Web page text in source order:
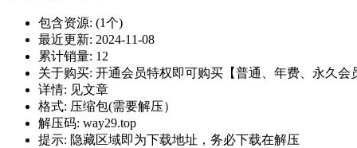
包含资源: (1个)
最近更新: 2024-11-08
累计销量: 12
关于购买: 开通会员特权即可购买【普通、年费、永久会
详情: 见文章
格式: 压缩包(需要解压）
解压码: way29.top
提示: 隐藏区域即为下载地址，务必下载在解压